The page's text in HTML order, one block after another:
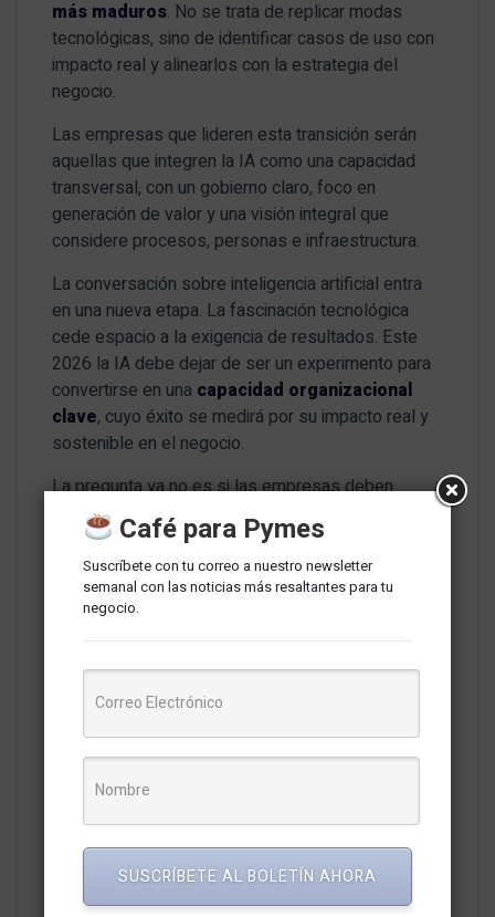
más maduros. No se trata de replicar modas
tecnológicas, sino de identificar casos de uso con
impacto real y alinearlos con la estrategia del
negocio.
Las empresas que lideren esta transición serán
aquellas que integren la IA como una capacidad
transversal, con un gobierno claro, foco en
generación de valor y una visión integral que
considere procesos, personas e infraestructura.
La conversación sobre inteligencia artificial entra
en una nueva etapa. La fascinación tecnológica
cede espacio a la exigencia de resultados. Este
2026 la IA debe dejar de ser un experimento para
convertirse en una capacidad organizacional
clave, cuyo éxito se medirá por su impacto real y
sostenible en el negocio.
La pregunta ya no es si las empresas deben
adoptar inteligencia artificial, sino
preparadas para gobernarla, integrarla y
convertirla en valor.
Si enfrentas un desafío que te gustaría discutir
deseas desarrollar o buscas una solución
innovadora para resolver problemas específicos,
no dudes en contactarme. Estoy entusiasmado por
la posibilidad de colaborar contigo y explorar
mejorar nuestra calidad de vida y transformar
positivamente diversos ámbitos, ya sea en la
industria, la educación, la salud o cualquier otro
sector. Me puedes contactar a mi correo
amejiag@uni.pe).
Café para Pymes
Suscríbete con tu correo a nuestro newsletter
semanal con las noticias más resaltantes para tu
negocio.
SUSCRÍBETE AL BOLETÍN AHORA